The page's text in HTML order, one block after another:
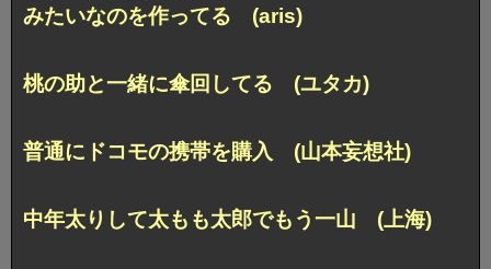
みたいなのを作ってる (aris)
桃の助と一緒に傘回してる (ユタカ)
普通にドコモの携帯を購入 (山本妄想社)
中年太りして太もも太郎でもう一山 (上海)